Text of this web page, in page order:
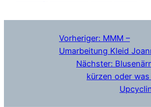
Vorheriger: MMM –
Umarbeitung Kleid
Nächster:
kürzen oder